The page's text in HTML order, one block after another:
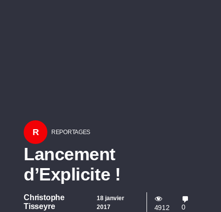
R REPORTAGES
Lancement
d’Explicite !
Christophe
Tisseyre
18 janvier
2017
4912 0